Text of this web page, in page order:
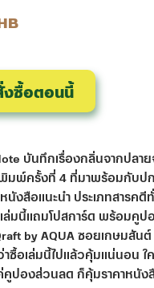
ซื้อตอนนี้
บันทึกเรื่องกลิ่นจากปล
มพ์ครั้งที่ 4 ที่มาพร้อมกับปก
นังสือแนะนำ ประเภทสารค
มนี้แถมโปสการ์ด พร้อมคูป
by AQUA ซอยเกษมสั
ซื้อเล่มนี้ไปแล้วคุ้มแน่นอน ใ
ปองส่วนลด ก็คุ้มราคาหนังสื